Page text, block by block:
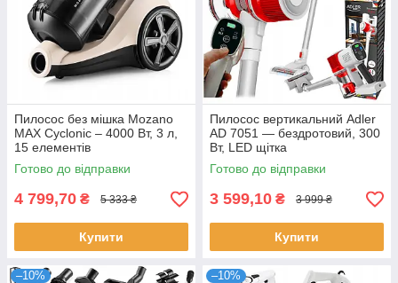
Пилосос без мішка Mozano
MAX Cyclonic – 4000 Вт, 3 л,
15 елементів
Готово до відправки
4 799,70 ₴ 5 333 ₴
Купити
Пилосос вертикальний Adler
AD 7051 — бездротовий, 300
Вт, LED щітка
Готово до відправки
3 599,10 ₴ 3 999 ₴
Купити
–10% –10%